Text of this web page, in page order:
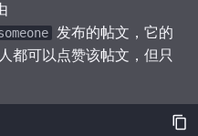
发布的帖文，它的
都可以点赞该帖文，但只